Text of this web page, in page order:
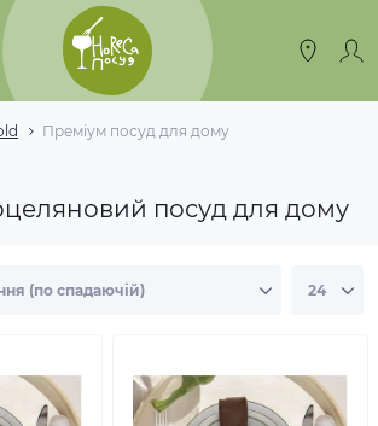
Преміум посуд для дому
посуд для дому